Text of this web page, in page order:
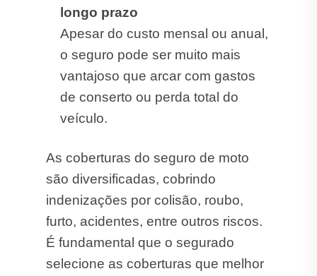
longo prazo
Apesar do custo mensal ou anual,
o seguro pode ser muito mais
vantajoso que arcar com gastos
de conserto ou perda total do
veículo.
As coberturas do seguro de moto
são diversificadas, cobrindo
indenizações por colisão, roubo,
furto, acidentes, entre outros riscos.
É fundamental que o segurado
selecione as coberturas que melhor